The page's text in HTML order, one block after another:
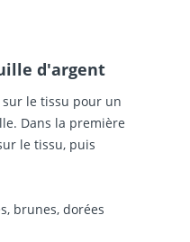
d'argent
le tissu pour un
Dans la première
le tissu, puis
brunes, dorées